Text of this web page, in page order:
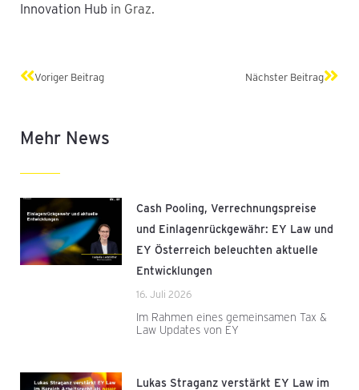
Innovation Hub in Graz.
Zurück
Voriger Beitrag Nächster Beitrag
Mehr News
Cash Pooling, Verrechnungspreise
und Einlagenrückgewähr: EY Law und
EY Österreich beleuchten aktuelle
Entwicklungen
16. Juli 2026
Im Rahmen eines gemeinsamen Tax &
Law Updates von EY
Lukas Straganz verstärkt EY Law im